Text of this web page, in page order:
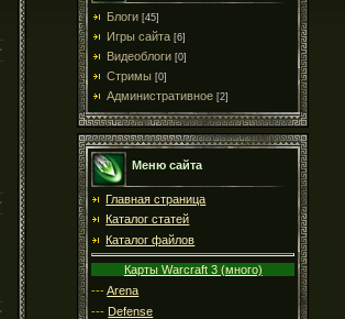
Блоги [45]
Игры сайта [6]
Видеоблоги [0]
Стримы [0]
Административное [2]
Меню сайта
Главная страница
Каталог статей
Каталог файлов
Карты Warcraft 3 (много)
---Arena
--- Defense